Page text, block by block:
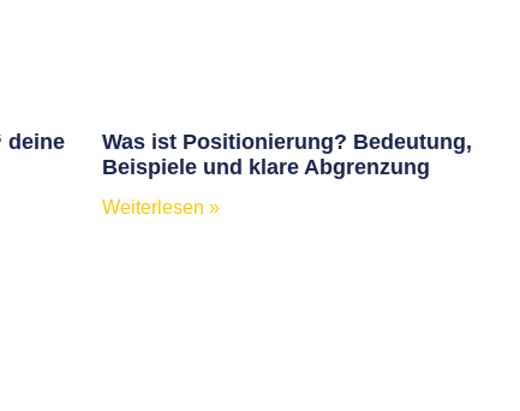
deine
Was ist Positionierung? Bedeutung,
Beispiele und klare Abgrenzung
Weiterlesen »